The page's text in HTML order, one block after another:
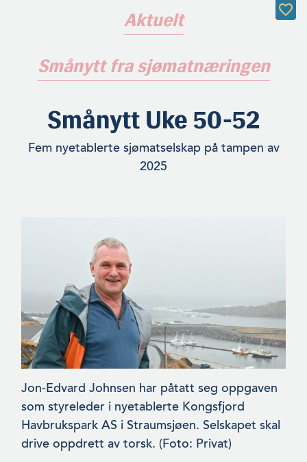
Aktuelt
Smånytt fra sjømatnæringen
Smånytt Uke 50-52
Fem nyetablerte sjømatselskap på tampen av
2025
Jon-Edvard Johnsen har påtatt seg oppgaven
som styreleder i nyetablerte Kongsfjord
Havbrukspark AS i Straumsjøen. Selskapet skal
drive oppdrett av torsk. (Foto: Privat)